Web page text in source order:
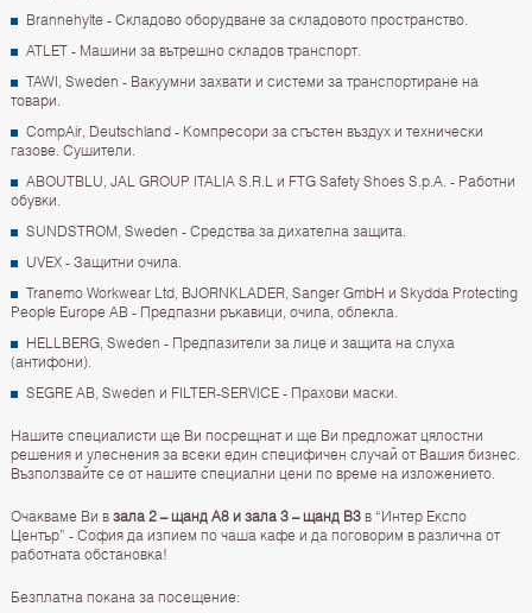
Brannehylte - Складово оборудване за складовото пространство.
ATLET - Машини за вътрешно складов транспорт.
TAWI, Sweden - Вакуумни захвати и системи за транспортиране на
товари.
CompAir, Deutschland - Компресори за сгъстен въздух и технически
газове. Сушители.
ABOUTBLU, JAL GROUP ITALIA S.R.L и FTG Safety Shoes S.p.A. - Работни
обувки.
SUNDSTROM, Sweden - Средства за дихателна защита.
UVEX - Защитни очила.
Tranemo Workwear Ltd, BJORNKLADER, Sanger GmbH и Skydda Protecting
People Europe AB - Предпазни ръкавици, очила, облекла.
HELLBERG, Sweden - Предпазители за лице и защита на слуха
(антифони).
SEGRE AB, Sweden и FILTER-SERVICE - Прахови маски.
Нашите специалисти ще Ви посрещнат и ще Ви предложат цялостни
решения и улеснения за всеки един специфичен случай от Вашия бизнес.
Възползвайте се от нашите специални цени по време на изложението.
Очакваме Ви в зала 2 – щанд А8 и зала 3 – щанд В3в “Интер Експо
Център” - София да изпием по чаша кафе и да поговорим в различна от
работната обстановка!
Безплатна покана за посещение: